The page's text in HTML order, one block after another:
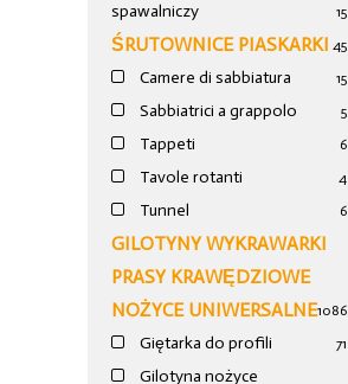
spawalniczy
15
ŚRUTOWNICE PIASKARKI 45
Camere di sabbiatura 15
Sabbiatrici a grappolo 5
Tappeti 6
Tavole rotanti 4
Tunnel 6
GILOTYNY WYKRAWARKI
PRASY KRAWĘDZIOWE
NOŻYCE UNIWERSALNE1086
Giętarka do profili 71
Gilotyna nożyce